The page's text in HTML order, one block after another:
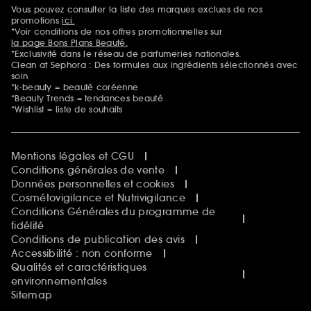
Sephora Beautiful Club
Clean at Sephora
Idées & Inspirations Beauté
Mentions additionnelles
Vous pouvez consulter la liste des marques exclues de nos
promotionsici.
*Voir conditions de nos offres promotionnelles sur
la page Bons Plans Beauté.
*Exclusivité dans le réseau de parfumeries nationales.
Clean at Sephora : Des formules aux ingrédients sélectionnés avec
soin
*k-beauty = beauté coréenne
*Beauty Trends = tendances beauté
*Wishlist = liste de souhaits
Mentions légales et CGU
Conditions générales de vente
Données personnelles et cookies
Cosmétovigilance et Nutrivigilance
Conditions Générales du programme de
fidélité
Conditions de publication des avis
Accessibilité : non conforme
Qualités et caractéristiques
environnementales
Sitemap